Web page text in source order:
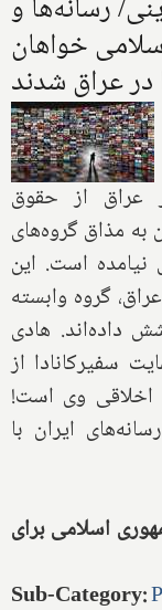
رسانه‌ها و
خواهان
در عراق شدند
عراق از حقوق
به مذاق گروه‌های
است. این
گروه وابسته
داده‌اند. هادی
سفیرکانادا از
اخلاقی وی است!
ایران با
اسلامی برای
Sub-Category: